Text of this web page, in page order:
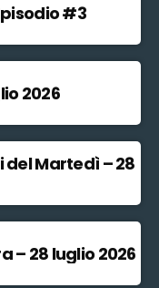
#3
2026
del Martedì – 28
– 28 luglio 2026